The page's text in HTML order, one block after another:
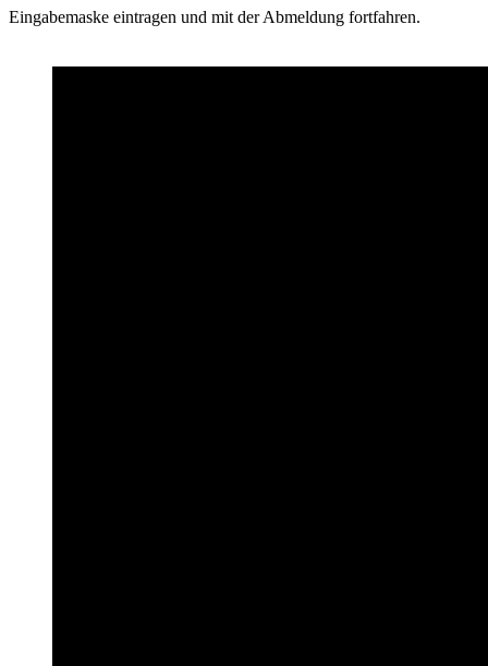
Eingabemaske eintragen und mit der Abmeldung fortfahren.